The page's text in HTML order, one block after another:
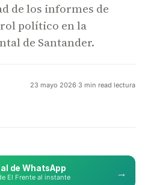
de los informes de
político en la
de Santander.
23 mayo 2026·3 min read lectura
de WhatsApp
El Frente al instante →